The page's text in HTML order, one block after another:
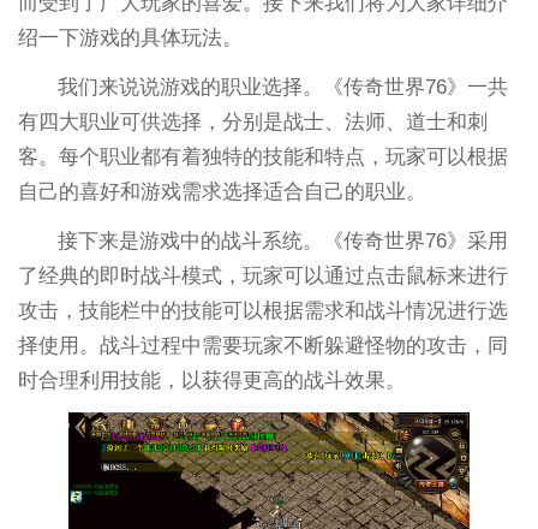
绍一下游戏的具体玩法。
我们来说说游戏的职业选择。《传奇世界76》一共
有四大职业可供选择，分别是战士、法师、道士和刺
客。每个职业都有着独特的技能和特点，玩家可以根据
自己的喜好和游戏需求选择适合自己的职业。
接下来是游戏中的战斗系统。《传奇世界76》采用
了经典的即时战斗模式，玩家可以通过点击鼠标来进行
攻击，技能栏中的技能可以根据需求和战斗情况进行选
择使用。战斗过程中需要玩家不断躲避怪物的攻击，同
时合理利用技能，以获得更高的战斗效果。